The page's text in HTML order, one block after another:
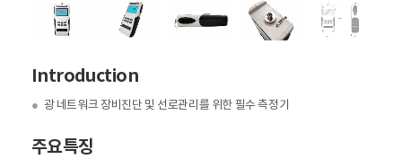
Introduction
● 광 네트워크 장비진단 및 선로관리를 위한 필수 측정기
주요특징